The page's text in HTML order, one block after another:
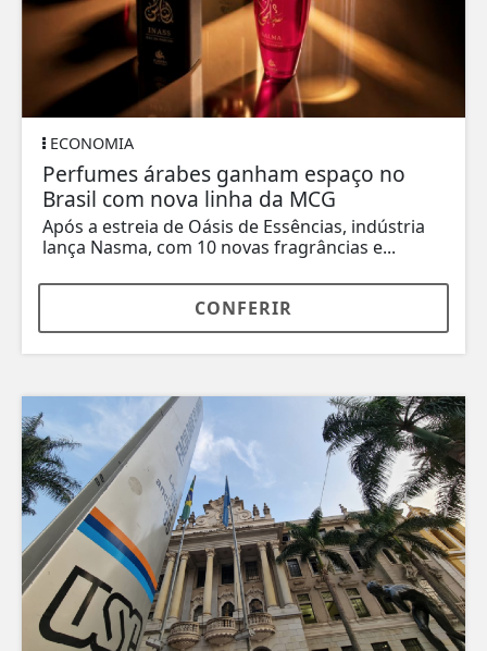
ECONOMIA
Perfumes árabes ganham espaço no
Brasil com nova linha da MCG
Após a estreia de Oásis de Essências, indústria
lança Nasma, com 10 novas fragrâncias e...
CONFERIR